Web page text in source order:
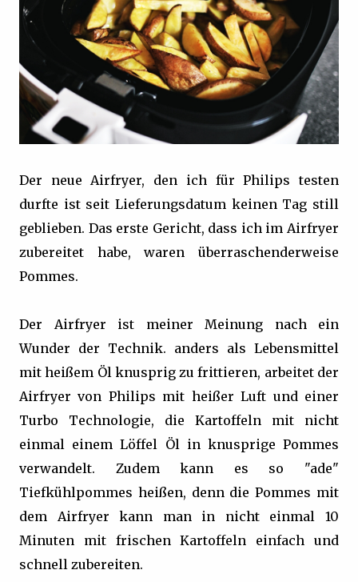
Der neue Airfryer, den ich für Philips testen
durfte ist seit Lieferungsdatum keinen Tag still
geblieben. Das erste Gericht, dass ich im Airfryer
zubereitet habe, waren überraschenderweise
Pommes.
Der Airfryer ist meiner Meinung nach ein
Wunder der Technik. anders als Lebensmittel
mit heißem Öl knusprig zu frittieren, arbeitet der
Airfryer von Philips mit heißer Luft und einer
Turbo Technologie, die Kartoffeln mit nicht
einmal einem Löffel Öl in knusprige Pommes
verwandelt. Zudem kann es so "ade"
Tiefkühlpommes heißen, denn die Pommes mit
dem Airfryer kann man in nicht einmal 10
Minuten mit frischen Kartoffeln einfach und
schnell zubereiten.